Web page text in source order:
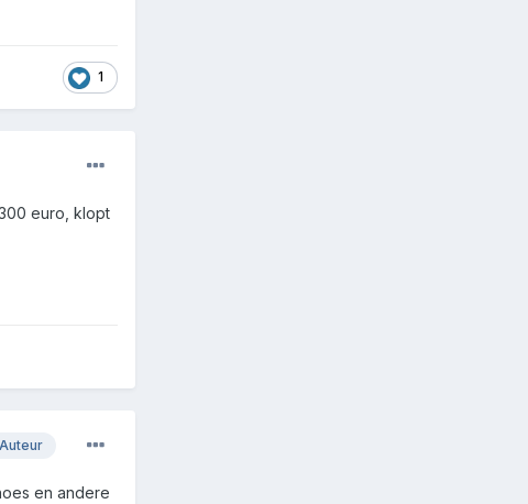
1
euro, klopt
Auteur
en andere